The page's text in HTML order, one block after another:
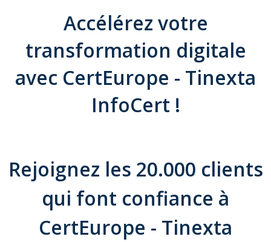
Accélérez votre
transformation digitale
avec CertEurope - Tinexta
InfoCert !
Rejoignez les 20.000 clients
qui font confiance à
CertEurope - Tinexta